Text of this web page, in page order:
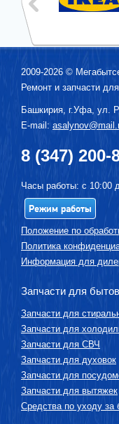
2009-2026 ©
Ремонт и запчасти
Башкирия, г.Уфа, ул.
E-mail:
8 (347) 200-
Часы работы: с 10:00
Режим работы
Положение по
Политика
Информация для
Запчасти для
Запчасти для
Запчасти для
Запчасти для СВЧ
Запчасти для духовок
Запчасти для
Запчасти для вытяжек
Средства по уходу за